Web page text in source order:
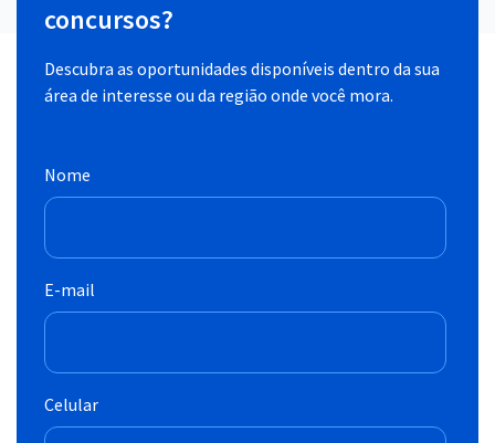
concursos?
Descubra as oportunidades disponíveis dentro da sua
área de interesse ou da região onde você mora.
Nome
E-mail
Celular